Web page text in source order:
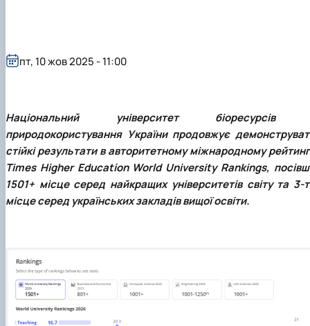
Національний університет біоресурсів
природокористування України продовжує
стійкі результати в авторитетному міжнародному
Times Higher Education World University Rankings,
1501+ місце серед найкращих університетів світу та 3-
місце серед українських закладів вищої освіти.
пт, 10 жов 2025 - 11:00